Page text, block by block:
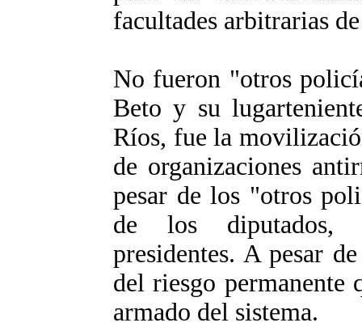
facultades arbitrarias
No fueron "otros
Beto y su
Ríos, fue la
de organizaciones
pesar de los "otros
de los diputados,
presidentes. A pesar
del riesgo permanente
armado del sistema.